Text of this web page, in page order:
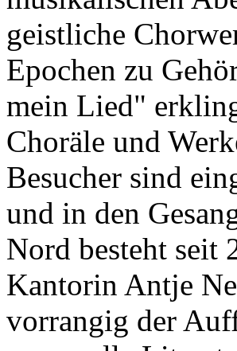
geistliche
Epochen zu
mein Lied"
Choräle und
Besucher sind
und in den
Nord besteht seit
Kantorin Antje
vorrangig der